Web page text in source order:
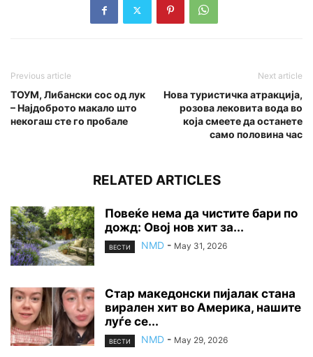
Previous article
ТОУМ, Либански сос од лук
– Најдоброто макало што
некогаш сте го пробале
Next article
Нова туристичка атракција,
розова лековита вода во
која смеете да останете
само половина час
RELATED ARTICLES
Повеќе нема да чистите бари по
дожд: Овој нов хит за...
ВЕСТИ NMD - May 31, 2026
Стар македонски пијалак стана
вирален хит во Америка, нашите
луѓе се...
ВЕСТИ NMD - May 29, 2026